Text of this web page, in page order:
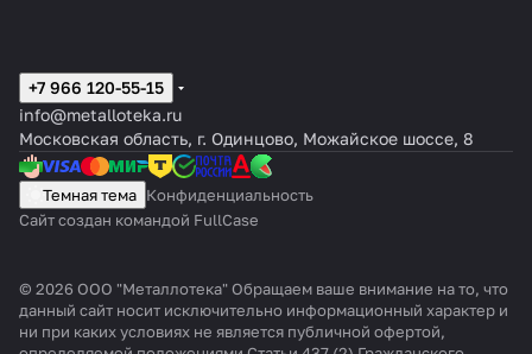
+7 966 120-55-15
info@metalloteka.ru
Московская область, г. Одинцово, Можайское шоссе, 8
Темная тема Конфиденциальность
Сайт создан командой FullCase
© 2026 ООО "Металлотека" Обращаем ваше внимание на то, что
данный сайт носит исключительно информационный характер и
ни при каких условиях не является публичной офертой,